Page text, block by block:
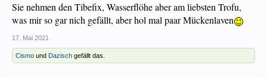
Sie nehmen den Tibefix, Wasserflöhe aber am liebsten Trofu,
was mir so gar nich gefällt, aber hol mal paar Mückenlaven
17. Mai 2021
Cismo und Dazisch gefällt das.